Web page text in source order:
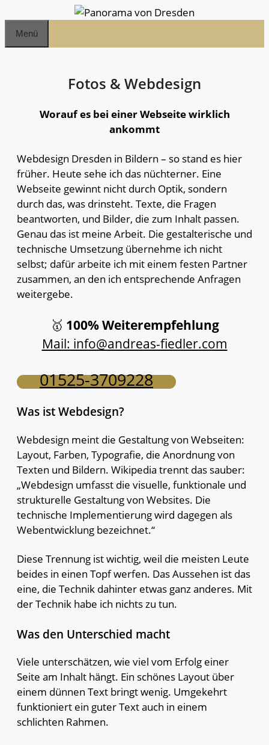
ZumMenü
Fotos & Webdesign
Worauf es bei einer Webseite wirklich
ankommt
Webdesign Dresden in Bildern – so stand es hier
früher. Heute sehe ich das nüchterner. Eine
Webseite gewinnt nicht durch Optik, sondern
durch das, was drinsteht. Texte, die Fragen
beantworten, und Bilder, die zum Inhalt passen.
Genau das ist meine Arbeit. Die gestalterische und
technische Umsetzung übernehme ich nicht
selbst; dafür arbeite ich mit einem festen Partner
zusammen, an den ich entsprechende Anfragen
weitergebe.
🥇 100% Weiterempfehlung
Mail: info@andreas-fiedler.com
01525-3709228
Was ist Webdesign?
Webdesign meint die Gestaltung von Webseiten:
Layout, Farben, Typografie, die Anordnung von
Texten und Bildern. Wikipedia trennt das sauber:
„Webdesign umfasst die visuelle, funktionale und
strukturelle Gestaltung von Websites. Die
technische Implementierung wird dagegen als
Webentwicklung bezeichnet.“
Diese Trennung ist wichtig, weil die meisten Leute
beides in einen Topf werfen. Das Aussehen ist das
eine, die Technik dahinter etwas ganz anderes. Mit
der Technik habe ich nichts zu tun.
Was den Unterschied macht
Viele unterschätzen, wie viel vom Erfolg einer
Seite am Inhalt hängt. Ein schönes Layout über
einem dünnen Text bringt wenig. Umgekehrt
funktioniert ein guter Text auch in einem
schlichten Rahmen.